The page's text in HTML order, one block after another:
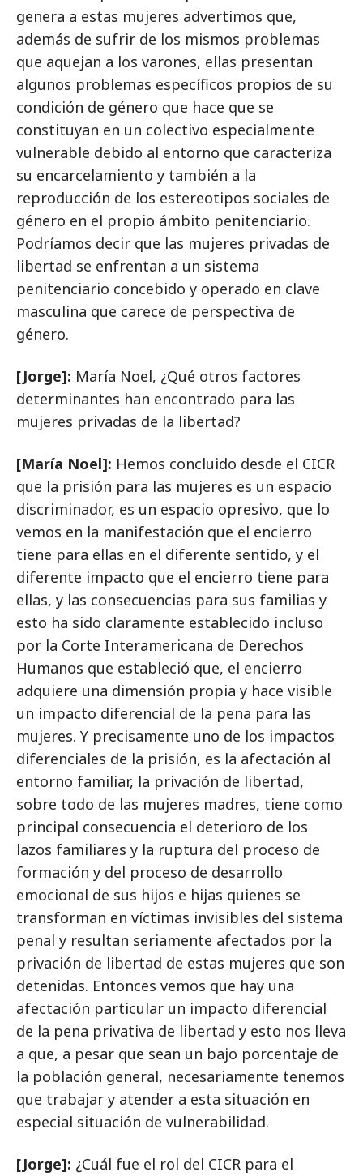
genera a estas mujeres advertimos que,
además de sufrir de los mismos problemas
que aquejan a los varones, ellas presentan
algunos problemas específicos propios de su
condición de género que hace que se
constituyan en un colectivo especialmente
vulnerable debido al entorno que caracteriza
su encarcelamiento y también a la
reproducción de los estereotipos sociales de
género en el propio ámbito penitenciario.
Podríamos decir que las mujeres privadas de
libertad se enfrentan a un sistema
penitenciario concebido y operado en clave
masculina que carece de perspectiva de
género.
[Jorge]: María Noel, ¿Qué otros factores
determinantes han encontrado para las
mujeres privadas de la libertad?
[María Noel]: Hemos concluido desde el CICR
que la prisión para las mujeres es un espacio
discriminador, es un espacio opresivo, que lo
vemos en la manifestación que el encierro
tiene para ellas en el diferente sentido, y el
diferente impacto que el encierro tiene para
ellas, y las consecuencias para sus familias y
esto ha sido claramente establecido incluso
por la Corte Interamericana de Derechos
Humanos que estableció que, el encierro
adquiere una dimensión propia y hace visible
un impacto diferencial de la pena para las
mujeres. Y precisamente uno de los impactos
diferenciales de la prisión, es la afectación al
entorno familiar, la privación de libertad,
sobre todo de las mujeres madres, tiene como
principal consecuencia el deterioro de los
lazos familiares y la ruptura del proceso de
formación y del proceso de desarrollo
emocional de sus hijos e hijas quienes se
transforman en víctimas invisibles del sistema
penal y resultan seriamente afectados por la
privación de libertad de estas mujeres que son
detenidas. Entonces vemos que hay una
afectación particular un impacto diferencial
de la pena privativa de libertad y esto nos lleva
a que, a pesar que sean un bajo porcentaje de
la población general, necesariamente tenemos
que trabajar y atender a esta situación en
especial situación de vulnerabilidad.
[Jorge]: ¿Cuál fue el rol del CICR para el